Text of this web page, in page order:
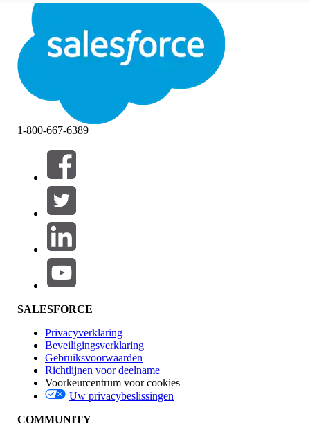
Sluiten Sluiten
Filters (0)
FILTERS SELECTEREN
Productgebied
Invloed op functies
Edition
1-800-667-6389
SALESFORCE
Privacyverklaring
Beveiligingsverklaring
Gebruiksvoorwaarden
Richtlijnen voor deelname
Voorkeurcentrum voor cookies
Uw privacybeslissingen
COMMUNITY